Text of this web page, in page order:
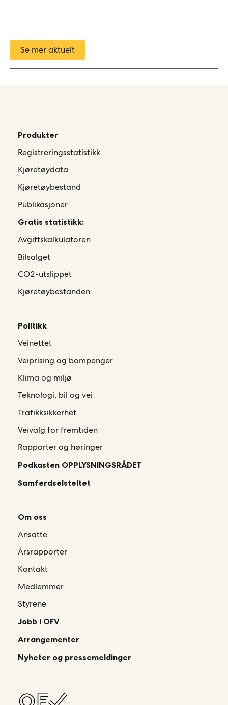
Se mer aktuelt
Produkter
Registreringsstatistikk
Kjøretøydata
Kjøretøybestand
Publikasjoner
Gratis statistikk:
Avgiftskalkulatoren
Bilsalget
CO2-utslippet
Kjøretøybestanden
Politikk
Veinettet
Veiprising og bompenger
Klima og miljø
Teknologi, bil og vei
Trafikksikkerhet
Veivalg for fremtiden
Rapporter og høringer
Podkasten OPPLYSNINGSRÅDET
Samferdselsteltet
Om oss
Ansatte
Årsrapporter
Kontakt
Medlemmer
Styrene
Jobb i OFV
Arrangementer
Nyheter og pressemeldinger